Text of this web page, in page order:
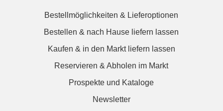
Bestellmöglichkeiten & Lieferoptionen
Bestellen & nach Hause liefern lassen
Kaufen & in den Markt liefern lassen
Reservieren & Abholen im Markt
Prospekte und Kataloge
Newsletter